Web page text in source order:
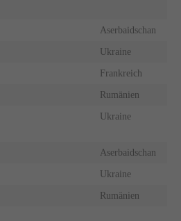
Aserbaidschan
Ukraine
Frankreich
Rumänien
Ukraine
Aserbaidschan
Ukraine
Rumänien